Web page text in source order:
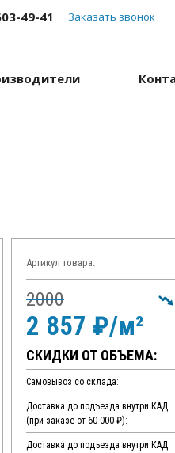
49-41 Заказать звонок
Артикул товара:
2000
2 857 ₽/м²
СКИДКИ ОТ ОБЪЕМА:
Самовывоз со склада:
Доставка до подъезда внутри КАД
(при заказе от 60 000 ₽):
Доставка до подъезда внутри КАД